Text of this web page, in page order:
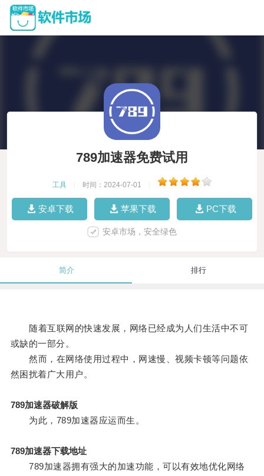
789加速器免费试用
工具 时间：2024-07-01
安卓下载 苹果下载 PC下载
安卓市场，安全绿色
简介 排行
随着互联网的快速发展，网络已经成为人们生活中不可
或缺的一部分。
然而，在网络使用过程中，网速慢、视频卡顿等问题依
然困扰着广大用户。
789加速器破解版
为此，789加速器应运而生。
789加速器下载地址
789加速器拥有强大的加速功能，可以有效地优化网络